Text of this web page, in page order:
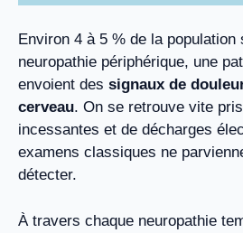
Environ 4 à 5 % de la population
neuropathie périphérique, une
envoient des signaux de
cerveau. On se retrouve vite
incessantes et de décharges
examens classiques ne
détecter.
À travers chaque neuropathie